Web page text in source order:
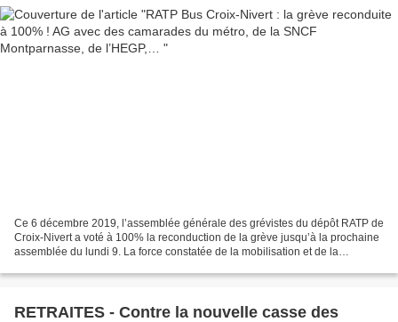
Ce 6 décembre 2019, l’assemblée générale des grévistes du dépôt RATP de
Croix-Nivert a voté à 100% la reconduction de la grève jusqu’à la prochaine
assemblée du lundi 9. La force constatée de la mobilisation et de la
RETRAITES - Contre la nouvelle casse des